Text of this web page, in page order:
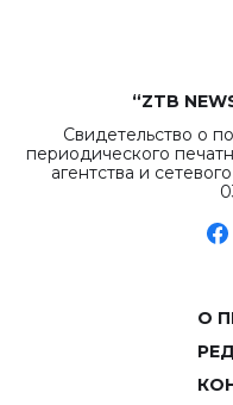
“ZTB
Свидетельство о
периодического
агентства и
О